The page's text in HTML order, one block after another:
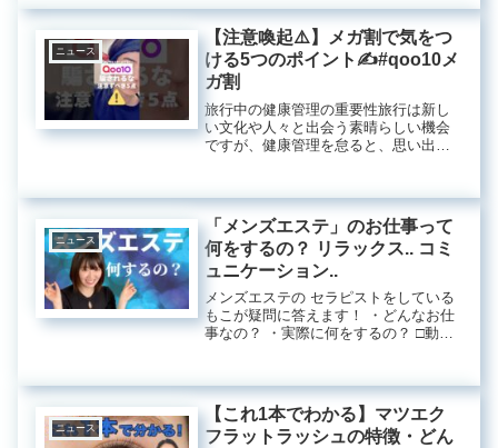
特別な場所です。彼らの強さや友情が
どのように試されるのか、その様子...
ニュース
【注意喚起⚠️】メガ割で気をつ
ける5つのポイント✍️#qoo10メ
ガ割
旅行中の健康管理の重要性旅行は新し
い文化や人々と出会う素晴らしい機会
ですが、健康管理を怠ると、思い出深
についての重要なポイントを解説しま
す。1. 事前準備と健康アセスメント...
ニュース
「メンズエステ」のお仕事って
何をするの？ リラックス.. コミ
ュニケーション..
メンズエステの セラピストをしている
もこが疑問に答えます！ ・どんなお仕
事なの？ ・実際に何をするの？ □動画
トレスが蔓延し、多くの人々が心身の
疲れを抱えています。...
ニュース
【これ1本でわかる】マツエク
フラットラッシュの特徴・どん